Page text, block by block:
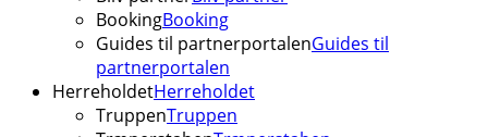
BookingBooking
Guides til partnerportalenGuides til
partnerportalen
HerreholdetHerreholdet
TruppenTruppen